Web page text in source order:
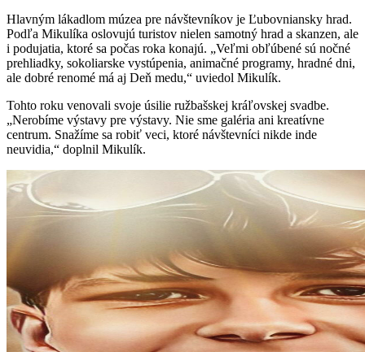
Hlavným lákadlom múzea pre návštevníkov je Ľubovniansky hrad.
Podľa Mikulíka oslovujú turistov nielen samotný hrad a skanzen, ale
i podujatia, ktoré sa počas roka konajú. „Veľmi obľúbené sú nočné
prehliadky, sokoliarske vystúpenia, animačné programy, hradné dni,
ale dobré renomé má aj Deň medu,“ uviedol Mikulík.
Tohto roku venovali svoje úsilie ružbašskej kráľovskej svadbe.
„Nerobíme výstavy pre výstavy. Nie sme galéria ani kreatívne
centrum. Snažíme sa robiť veci, ktoré návštevníci nikde inde
neuvidia,“ doplnil Mikulík.